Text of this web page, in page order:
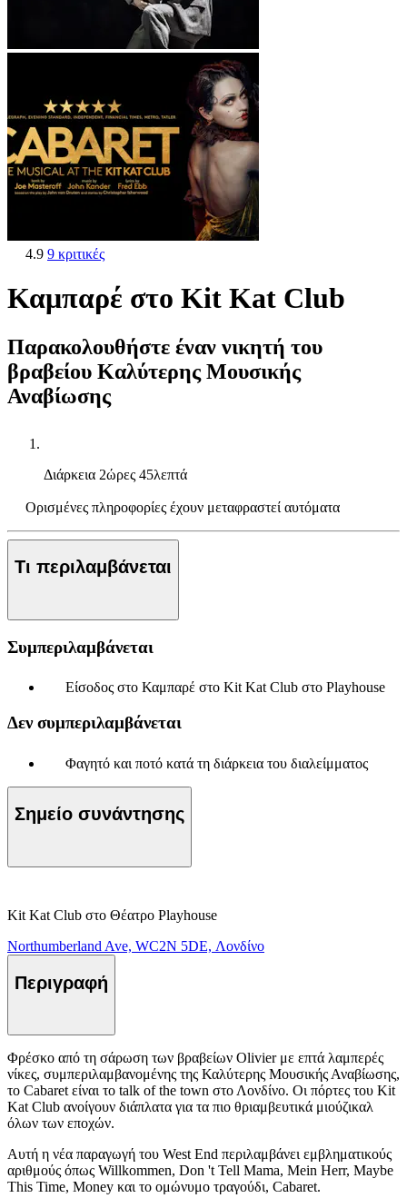
4.9 9 κριτικές
Καμπαρέ στο Kit Kat Club
Παρακολουθήστε έναν νικητή του
βραβείου Καλύτερης Μουσικής
Αναβίωσης
Διάρκεια 2ώρες 45λεπτά
Ορισμένες πληροφορίες έχουν μεταφραστεί αυτόματα
Τι περιλαμβάνεται
Συμπεριλαμβάνεται
Είσοδος στο Καμπαρέ στο Kit Kat Club στο Playhouse
Δεν συμπεριλαμβάνεται
Φαγητό και ποτό κατά τη διάρκεια του διαλείμματος
Σημείο συνάντησης
Kit Kat Club στο Θέατρο Playhouse
Northumberland Ave, WC2N 5DE, Λονδίνο
Περιγραφή
Φρέσκο από τη σάρωση των βραβείων Olivier με επτά λαμπερές
νίκες, συμπεριλαμβανομένης της Καλύτερης Μουσικής Αναβίωσης,
το Cabaret είναι το talk of the town στο Λονδίνο. Οι πόρτες του Kit
Kat Club ανοίγουν διάπλατα για τα πιο θριαμβευτικά μιούζικαλ
όλων των εποχών.
Αυτή η νέα παραγωγή του West End περιλαμβάνει εμβληματικούς
αριθμούς όπως Willkommen, Don 't Tell Mama, Mein Herr, Maybe
This Time, Money και το ομώνυμο τραγούδι, Cabaret.